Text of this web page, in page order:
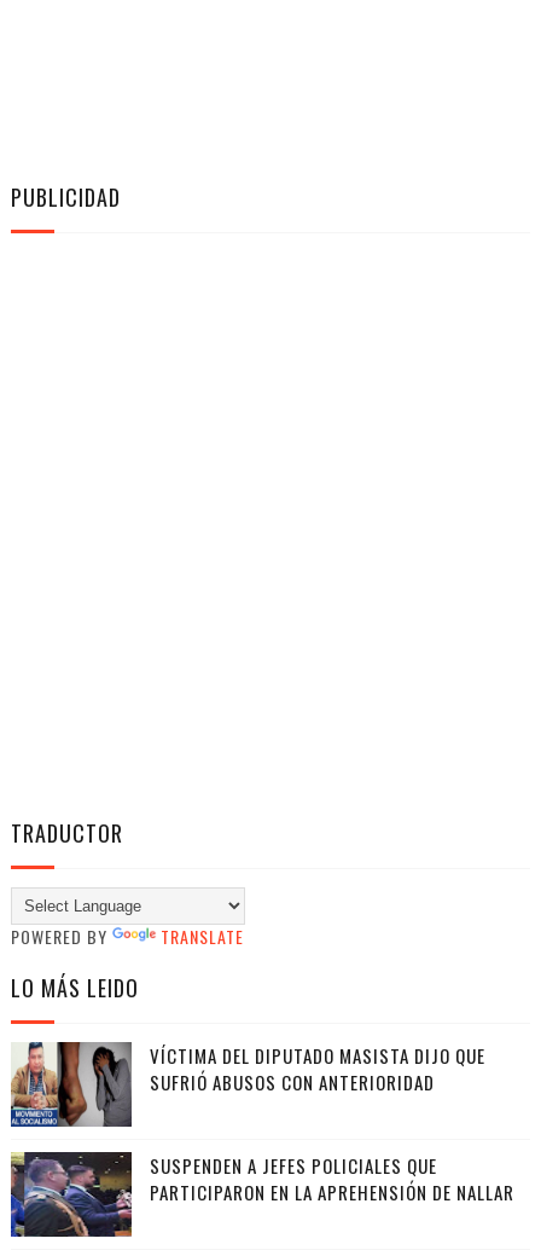
PUBLICIDAD
TRADUCTOR
POWERED BY TRANSLATE
LO MÁS LEIDO
VÍCTIMA DEL DIPUTADO MASISTA DIJO QUE
SUFRIÓ ABUSOS CON ANTERIORIDAD
SUSPENDEN A JEFES POLICIALES QUE
PARTICIPARON EN LA APREHENSIÓN DE NALLAR